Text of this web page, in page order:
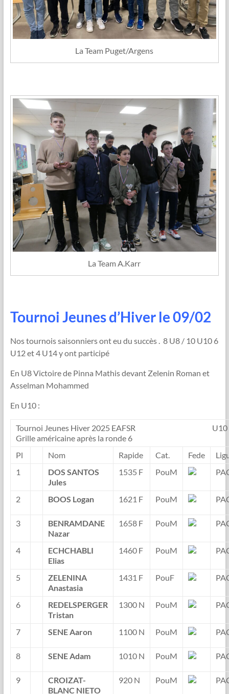
La Team Puget/Argens
La Team A.Karr
Tournoi Jeunes d’Hiver le 09/02
Nos tournois saisonniers ont eu du succès . 8 U8 / 10 U10 6
U12 et 4 U14 y ont participé
En U8 Victoire de Pinna Mathis devant Zelenin Roman et
Asselman Mohammed
En U10 :
Tournoi Jeunes Hiver 2025 EAFSR U10
Grille américaine après la ronde 6
Pl
Nom Rapide Cat. Fede
1
DOS SANTOS
Jules
1535 F PouM
2 BOOS Logan 1621 F PouM
3
BENRAMDANE
Nazar
1658 F PouM
4
ECHCHABLI
Elias
1460 F PouM
5
ZELENINA
Anastasia
1431 F PouF
6
REDELSPERGER
Tristan
1300 N PouM
7 SENE Aaron 1100 N PouM
8 SENE Adam 1010 N PouM
9
CROIZAT-
BLANC NIETO
920 N PouM